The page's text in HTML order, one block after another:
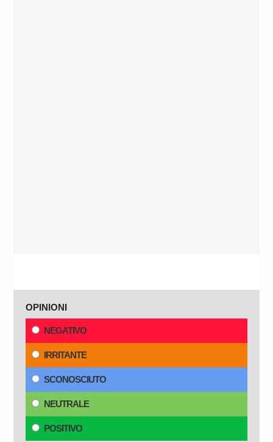
OPINIONI
NEGATIVO
IRRITANTE
SCONOSCIUTO
NEUTRALE
POSITIVO